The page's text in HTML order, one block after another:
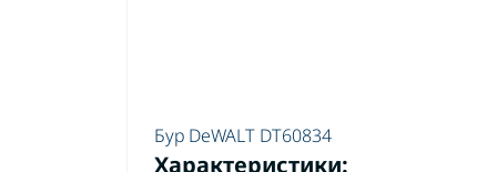
Бур DeWALT DT60834
Характеристики: